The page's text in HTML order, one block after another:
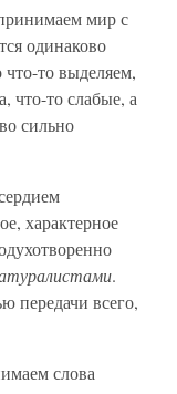
мир с
одинаково
то выделяем,
что-то слабые, а
сильно
характерное
.
передачи всего,
слова